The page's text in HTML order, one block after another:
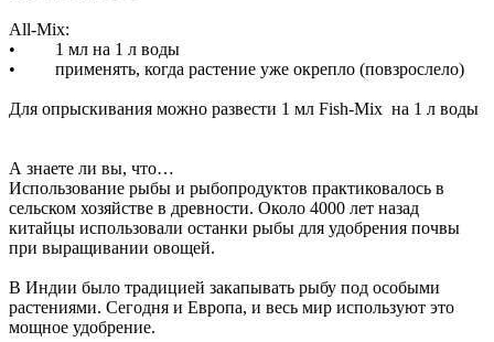
All-Mix:
• 1 мл на 1 л воды
• применять, когда растение уже окрепло (повзрослело)
Для опрыскивания можно развести 1 мл Fish-Mix на 1 л воды
А знаете ли вы, что…
Использование рыбы и рыбопродуктов практиковалось в
сельском хозяйстве в древности. Около 4000 лет назад
китайцы использовали останки рыбы для удобрения почвы
при выращивании овощей.
В Индии было традицией закапывать рыбу под особыми
растениями. Сегодня и Европа, и весь мир используют это
мощное удобрение.